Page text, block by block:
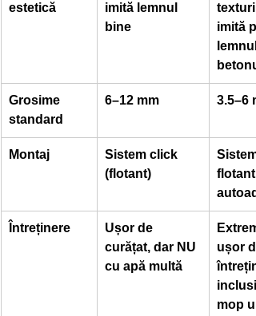
estetică
imită lemnul
bine
texturi
imită
betonul
Grosime
standard
6–12 mm 3.5–6
Montaj
Sistem click
(flotant)
flotant
Întreținere
Ușor de
curățat, dar NU
cu apă multă
ușor
mop